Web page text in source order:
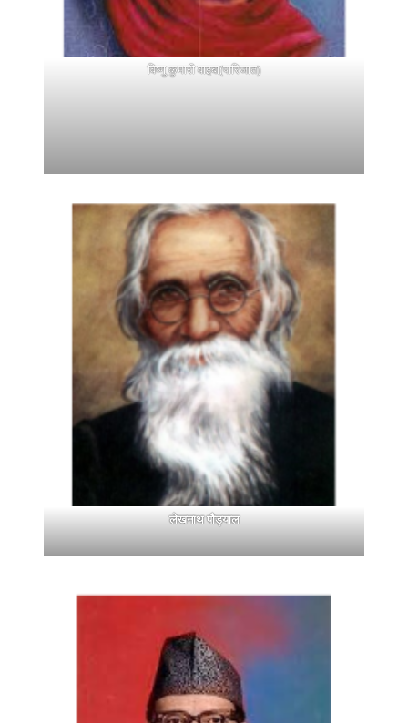
विष्णु कुमारी वाइबा(पारिजात)
लेखनाथ पौड्याल